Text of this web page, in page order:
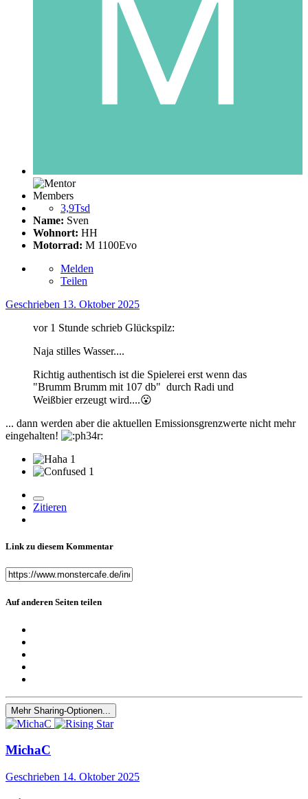
Members
3,9Tsd
Name: Sven
Wohnort: HH
Motorrad: M 1100Evo
Melden
Teilen
Geschrieben 13. Oktober 2025
vor 1 Stunde schrieb Glückspilz:
Naja stilles Wasser....
Richtig authentisch ist die Spielerei erst wenn das
"Brumm Brumm mit 107 db" durch Radi und
Weißbier erzeugt wird....😮
... dann werden aber die aktuellen Emissionsgrenzwerte nicht mehr
eingehalten!
1
1
Zitieren
Link zu diesem Kommentar
Auf anderen Seiten teilen
Mehr Sharing-Optionen...
MichaC
Geschrieben 14. Oktober 2025